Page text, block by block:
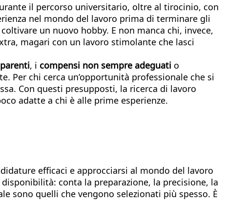
il percorso universitario, oltre al tirocinio, con
nel mondo del lavoro prima di terminare gli
un nuovo hobby. E non manca chi, invece,
magari con un lavoro stimolante che lasci
, i compensi non sempre adeguati o
Per chi cerca un’opportunità professionale che si
Con questi presupposti, la ricerca di lavoro
adatte a chi è alle prime esperienze.
efficaci e approcciarsi al mondo del lavoro
conta la preparazione, la precisione, la
sono quelli che vengono selezionati più spesso. È